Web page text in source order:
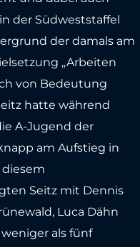
der Südweststaffel
der damals am
„Arbeiten
von Bedeutung
hatte während
A-Jugend der
am Aufstieg in
Seitz mit Dennis
Luca Dähn
als fünf